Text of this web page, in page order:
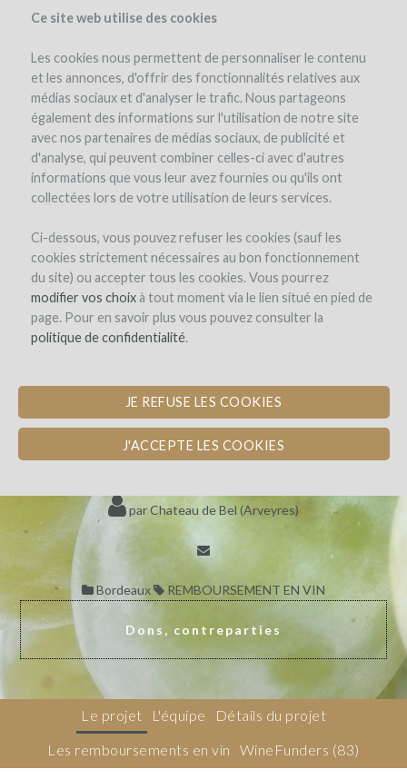
Ce site web utilise des cookies
Les cookies nous permettent de personnaliser le contenu
et les annonces, d'offrir des fonctionnalités relatives aux
médias sociaux et d'analyser le trafic. Nous partageons
également des informations sur l'utilisation de notre site
avec nos partenaires de médias sociaux, de publicité et
d'analyse, qui peuvent combiner celles-ci avec d'autres
informations que vous leur avez fournies ou qu'ils ont
collectées lors de votre utilisation de leurs services.
Ci-dessous, vous pouvez refuser les cookies (sauf les
cookies strictement nécessaires au bon fonctionnement
du site) ou accepter tous les cookies. Vous pourrez
modifier vos choixà tout moment via le lien situé en pied de
page. Pour en savoir plus vous pouvez consulter la
politique de confidentialité.
JE REFUSE LES COOKIES
J'ACCEPTE LES COOKIES
CHÂTEAU DE BEL
FINANCEMENT DE LA CONVERSION
EN BIODYNAMIE
par Chateau de Bel (Arveyres)
Bordeaux REMBOURSEMENT EN VIN
Dons, contreparties
Le projet L'équipe
Détails du projet
Les remboursements en vin
WineFunders (83)